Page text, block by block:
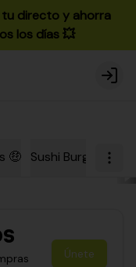
tu directo y ahorra
los días 💥
Login
🤑 Sushi Burgers
Únete